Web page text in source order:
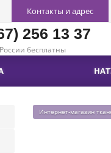
Контакты и адрес
256 13 37
бесплатны
Интернет-магазин